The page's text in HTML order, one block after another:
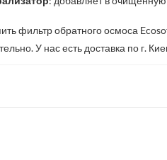
фильтр обратного осмоса
У нас есть доставка по г.